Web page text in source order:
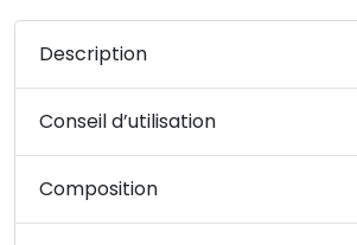
Description
Conseil d’utilisation
Composition